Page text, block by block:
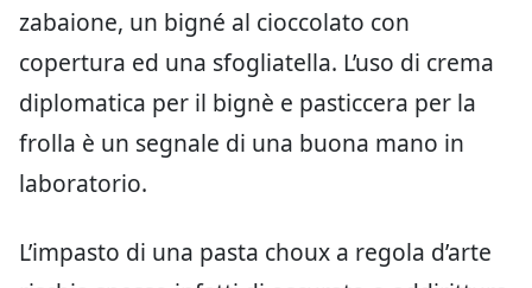
zabaione, un bigné al cioccolato con
copertura ed una sfogliatella. L’uso di crema
diplomatica per il bignè e pasticcera per la
frolla è un segnale di una buona mano in
laboratorio.
L’impasto di una pasta choux a regola d’arte